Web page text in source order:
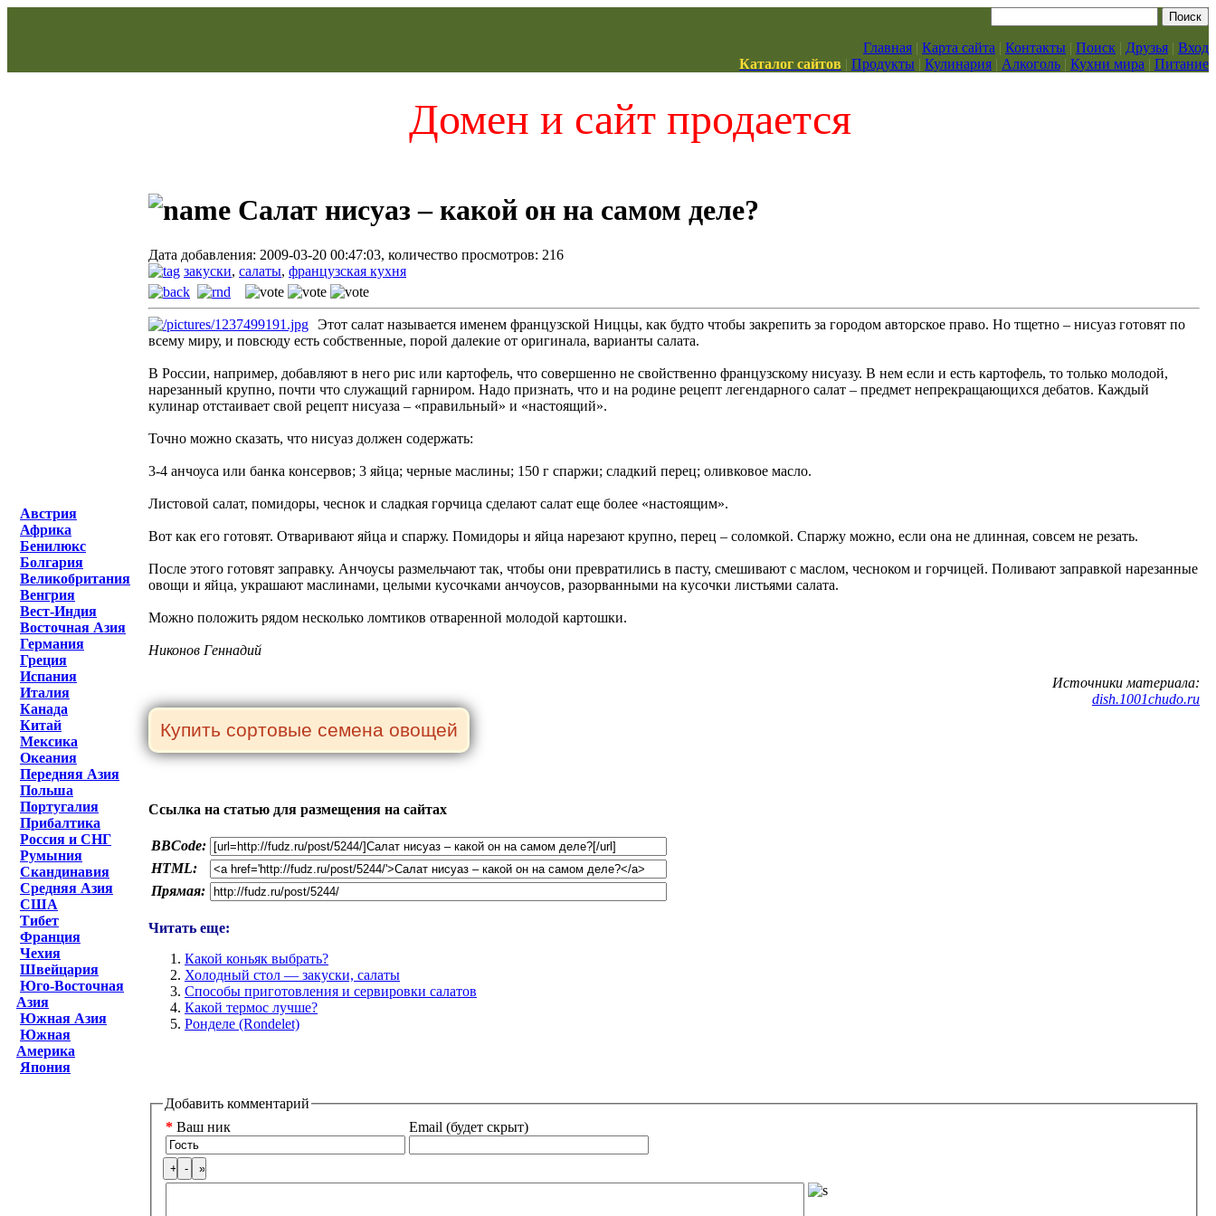
Главная | Карта сайта | Контакты | Поиск | Друзья | Вход
Каталог сайтов | Продукты | Кулинария | Алкоголь | Кухни мира | Питание
Домен и сайт продается
Австрия
Африка
Бенилюкс
Болгария
Великобритания
Венгрия
Вест-Индия
Восточная Азия
Германия
Греция
Испания
Италия
Канада
Китай
Мексика
Океания
Передняя Азия
Польша
Португалия
Прибалтика
Россия и СНГ
Румыния
Скандинавия
Средняя Азия
США
Тибет
Франция
Чехия
Швейцария
Юго-Восточная
Азия
Южная Азия
Южная
Америка
Япония
Салат нисуаз – какой он на самом деле?
Дата добавления: 2009-03-20 00:47:03, количество просмотров: 216
закуски, салаты, французская кухня
Этот салат называется именем французской Ниццы, как будто чтобы закрепить за городом авторское право. Но тщетно – нисуаз готовят по
всему миру, и повсюду есть собственные, порой далекие от оригинала, варианты салата.
В России, например, добавляют в него рис или картофель, что совершенно не свойственно французскому нисуазу. В нем если и есть картофель, то только молодой,
нарезанный крупно, почти что служащий гарниром. Надо признать, что и на родине рецепт легендарного салат – предмет непрекращающихся дебатов. Каждый
кулинар отстаивает свой рецепт нисуаза – «правильный» и «настоящий».
Точно можно сказать, что нисуаз должен содержать:
3-4 анчоуса или банка консервов; 3 яйца; черные маслины; 150 г спаржи; сладкий перец; оливковое масло.
Листовой салат, помидоры, чеснок и сладкая горчица сделают салат еще более «настоящим».
Вот как его готовят. Отваривают яйца и спаржу. Помидоры и яйца нарезают крупно, перец – соломкой. Спаржу можно, если она не длинная, совсем не резать.
После этого готовят заправку. Анчоусы размельчают так, чтобы они превратились в пасту, смешивают с маслом, чесноком и горчицей. Поливают заправкой нарезанные
овощи и яйца, украшают маслинами, целыми кусочками анчоусов, разорванными на кусочки листьями салата.
Можно положить рядом несколько ломтиков отваренной молодой картошки.
Никонов Геннадий
Источники материала:
dish.1001chudo.ru
Ссылка на статью для размещения на сайтах
BBCode:
HTML:
Прямая:
Читать еще:
Какой коньяк выбрать?
Холодный стол — закуски, салаты
Способы приготовления и сервировки салатов
Какой термос лучше?
Ронделе (Rondelet)
Добавить комментарий
* Ваш ник Email (будет скрыт)